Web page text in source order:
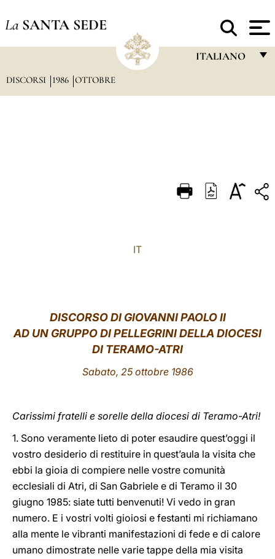
La SANTA SEDE
ITALIANO
DEUTSCH
DISCORSI 1986 OTTOBRE
IT
DISCORSO DI GIOVANNI PAOLO II
AD UN GRUPPO DI PELLEGRINI DELLA DIOCESI
DI TERAMO-ATRI
Sabato, 25 ottobre 1986
Carissimi fratelli e sorelle della diocesi di Teramo-Atri!
1. Sono veramente lieto di poter esaudire quest’oggi il
vostro desiderio di restituire in quest’aula la visita che
ebbi la gioia di compiere nelle vostre comunità
ecclesiali di Atri, di San Gabriele e di Teramo il 30
giugno 1985: siate tutti benvenuti! Vi vedo in gran
numero. E i vostri volti gioiosi e festanti mi richiamano
alla mente le vibranti manifestazioni di fede e di calore
umano dimostrate nelle varie tappe della mia visita